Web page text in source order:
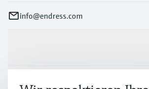
info@endress.com
Branchen